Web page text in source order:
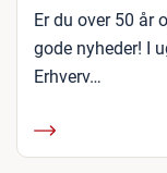
Er du over 50 år
gode nyheder! I
Erhverv…